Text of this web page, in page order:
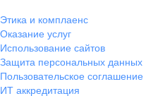
Этика и комплаенс
Оказание услуг
Использование сайтов
Защита персональных данных
Пользовательское соглашение
ИТ аккредитация